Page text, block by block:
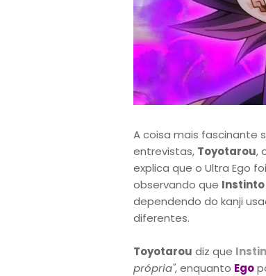
A coisa mais fascinante
entrevistas, Toyotarou,
explica que o Ultra Ego
observando que Instinto
dependendo do kanji
diferentes.
Toyotarou diz que
própria", enquanto Ego